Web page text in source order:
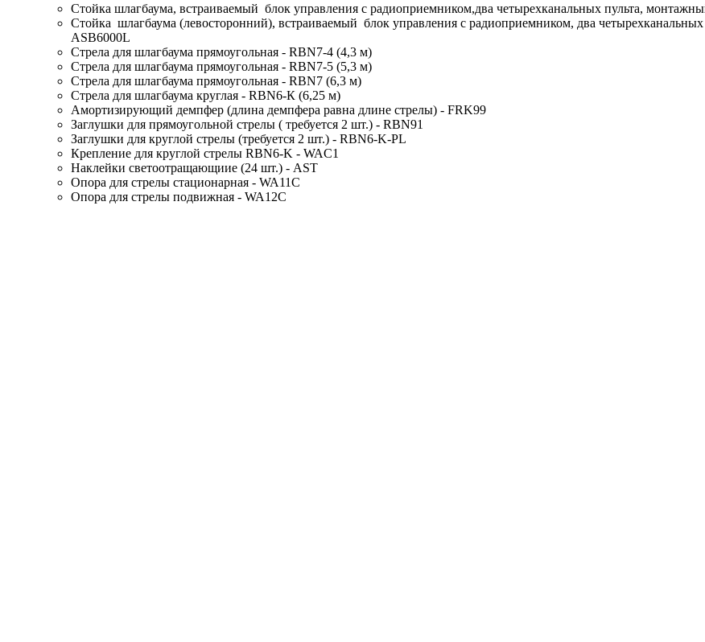
Стойка шлагбаума, встраиваемый блок управления с радиоприемником,два четырехканальных пульта,
Стойка шлагбаума (левосторонний), встраиваемый блок управления с радиоприемником, два
ASB6000L
Стрела для шлагбаума прямоугольная - RBN7-4 (4,3 м)
Стрела для шлагбаума прямоугольная - RBN7-5 (5,3 м)
Стрела для шлагбаума прямоугольная - RBN7 (6,3 м)
Стрела для шлагбаума круглая - RBN6-К (6,25 м)
Амортизирующий демпфер (длина демпфера равна длине стрелы) - FRK99
Заглушки для прямоугольной стрелы ( требуется 2 шт.) - RBN91
Заглушки для круглой стрелы (требуется 2 шт.) - RBN6-K-PL
Крепление для круглой стрелы RBN6-K - WAC1
Наклейки светоотращающиие (24 шт.) - AST
Опора для стрелы стационарная - WA11C
Опора для стрелы подвижная - WA12C